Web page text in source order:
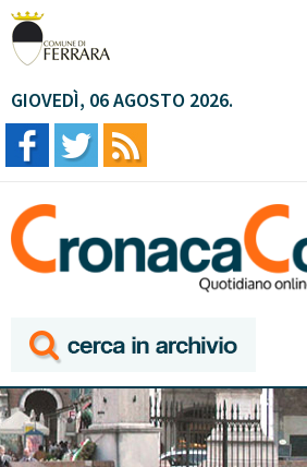
GIOVEDÌ, 06 AGOSTO 2026.